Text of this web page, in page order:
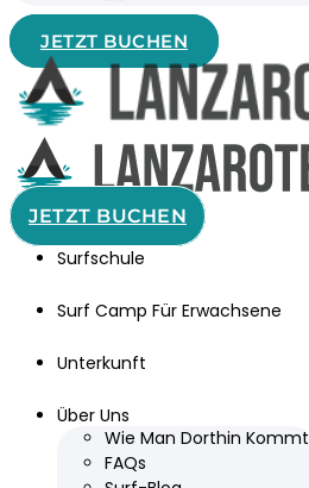
JETZT BUCHEN
JETZT BUCHEN
Surfschule
Surf Camp Für Erwachsene
Unterkunft
Über Uns
Wie Man Dorthin Kommt
FAQs